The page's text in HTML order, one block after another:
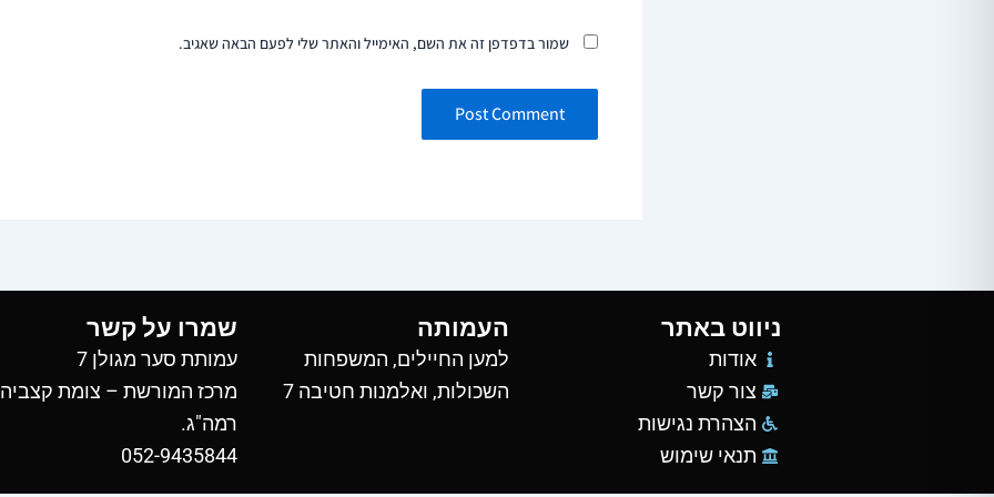
שמור בדפדפן זה את השם, האימייל והאתר שלי לפעם הבאה שאגיב.
ניווט באתר
אודות
צור קשר
הצהרת נגישות
תנאי שימוש
העמותה
למען החיילים, המשפחות
השכולות, ואלמנות חטיבה 7
שמרו על קשר
עמותת סער מגולן 7
מרכז המורשת – צומת קצביה
רמה"ג.
052-9435844